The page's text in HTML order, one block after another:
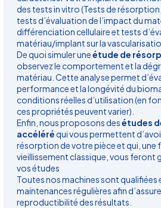
des tests in vitro (Tests de
tests d’évaluation de l’impact du
différenciation cellulaire et tests
matériau/implant sur la
De quoi simuler uneétude de
observez le comportement et la
matériau. Cette analyse permet
performance et la longévité du
conditions réelles d’utilisation (en
ces propriétés peuvent varier).
Enfin, nous proposons desétudes
accéléréqui vous permettent
résorption de votre pièce et qui, une
vieillissement classique, vous feront
vos études
Toutes nos machines sont qualifiées
maintenances régulières afin
reproductibilité des résultats.